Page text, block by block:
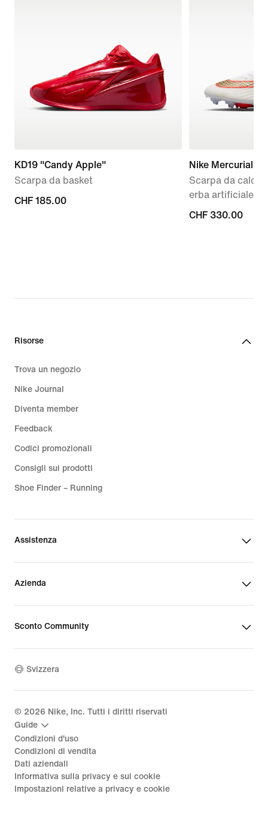
KD19 "Candy Apple"
Scarpa da basket
CHF
CHF 185.00
Nike Mercurial
Scarpa da calcio
erba artificiale
CHF
CHF 330.00
Risorse
Trova un negozio
Nike Journal
Diventa member
Feedback
Codici promozionali
Consigli sui prodotti
Shoe Finder – Running
Assistenza
Azienda
Sconto Community
Svizzera
© 2026 Nike, Inc. Tutti i diritti riservati
Guide
Condizioni d'uso
Condizioni di vendita
Dati aziendali
Informativa sulla privacy e sui cookie
Impostazioni relative a privacy e cookie